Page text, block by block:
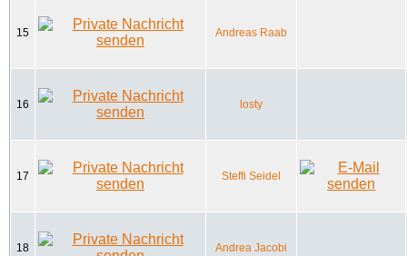
15 Andreas Raab
16 losty
17 Steffi Seidel
18 Andrea Jacobi